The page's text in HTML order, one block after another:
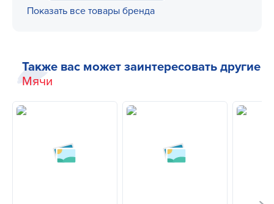
Показать все товары бренда
Также вас может заинтересовать другие
Мячи